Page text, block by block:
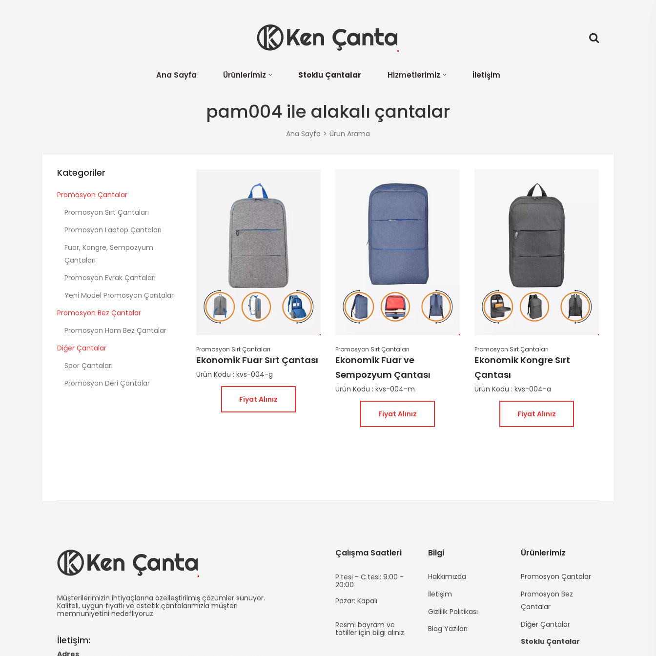
Ana Sayfa Ürünlerimiz Stoklu Çantalar Hizmetlerimiz İletişim
pam004 ile alakalı çantalar
Ana Sayfa Ürün Arama
Kategoriler
Promosyon Çantalar
Promosyon Sırt Çantaları
Promosyon Laptop Çantaları
Fuar, Kongre, Sempozyum
Çantaları
Promosyon Evrak Çantaları
Yeni Model Promosyon Çantalar
Promosyon Bez Çantalar
Promosyon Ham Bez Çantalar
Diğer Çantalar
Spor Çantaları
Promosyon Deri Çantalar
Promosyon Sırt Çantaları
Ekonomik Fuar Sırt Çantası
Ürün Kodu : kvs-004-g
Fiyat Alınız
Promosyon Sırt Çantaları
Ekonomik Fuar ve
Sempozyum Çantası
Ürün Kodu : kvs-004-m
Fiyat Alınız
Promosyon Sırt Çantaları
Ekonomik Kongre Sırt
Çantası
Ürün Kodu : kvs-004-a
Fiyat Alınız
Çanta
İmalatı
-
Müşterilerimizin ihtiyaçlarına özelleştirilmiş çözümler sunuyor.
Kaliteli, uygun fiyatlı ve estetik çantalarımızla müşteri
memnuniyetini hedefliyoruz.
İletişim:
Adres
Çalışma Saatleri
P.tesi - C.tesi: 9:00 -
20:00
Pazar: Kapalı
Resmi bayram ve
tatiller için bilgi alınız.
Bilgi
Hakkımızda
İletişim
Gizlilik Politikası
Blog Yazıları
Ürünlerimiz
Promosyon Çantalar
Promosyon Bez
Çantalar
Diğer Çantalar
Stoklu Çantalar